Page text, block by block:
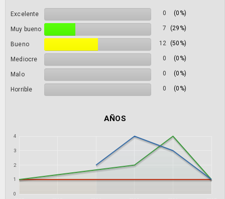
Excelente 0 (0%)
Muy bueno 7 (29%)
Bueno 12 (50%)
Mediocre 0 (0%)
Malo 0 (0%)
Horrible 0 (0%)
AÑOS
0
1
2
3
4